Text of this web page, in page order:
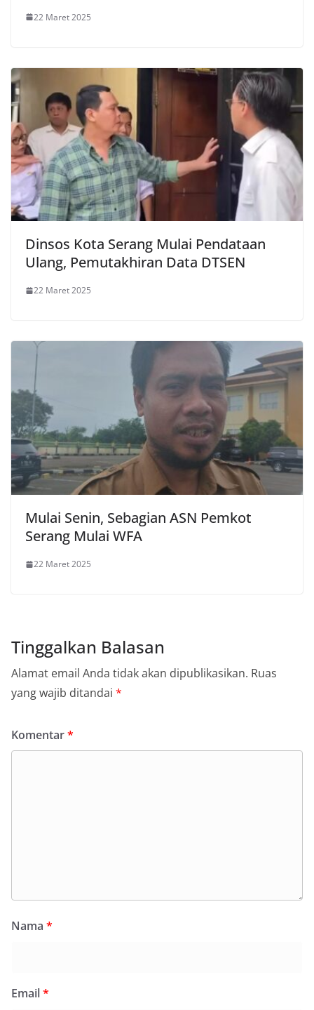
22 Maret 2025
Dinsos Kota Serang Mulai Pendataan
Ulang, Pemutakhiran Data DTSEN
22 Maret 2025
Mulai Senin, Sebagian ASN Pemkot
Serang Mulai WFA
22 Maret 2025
Tinggalkan Balasan
Alamat email Anda tidak akan dipublikasikan. Ruas
yang wajib ditandai *
Komentar*
Nama *
Email*